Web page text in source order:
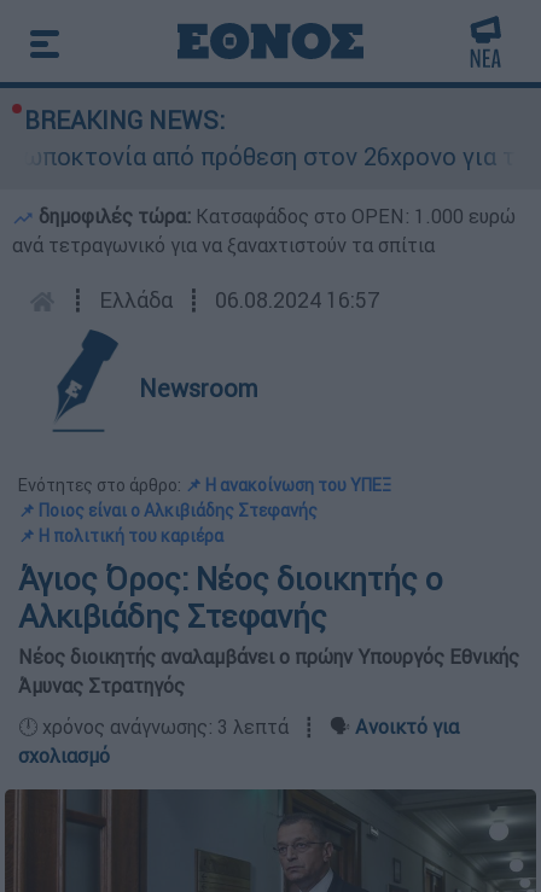
BREAKING NEWS:
από πρόθεση στον 26χρονο για τον
δημοφιλές τώρα: Κατσαφάδος στο OPEN: 1.000 ευρώ
ανά τετραγωνικό για να ξαναχτιστούν τα σπίτια
┋ Ελλάδα ┋ 06.08.2024 16:57
Newsroom
Ενότητες στο άρθρο: 📌 Η ανακοίνωση του ΥΠΕΞ
📌 Ποιος είναι ο Αλκιβιάδης Στεφανής
📌 Η πολιτική του καριέρα
Άγιος Όρος: Νέος διοικητής ο
Αλκιβιάδης Στεφανής
Νέος διοικητής αναλαμβάνει ο πρώην Υπουργός Εθνικής
Άμυνας Στρατηγός
🕛 χρόνος ανάγνωσης: 3 λεπτά ┋ 🗣️ Ανοικτό για
σχολιασμό